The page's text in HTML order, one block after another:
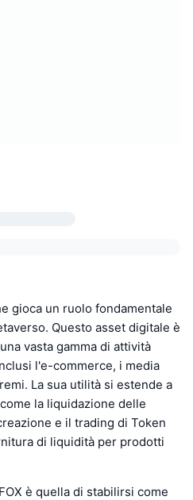
gioca un ruolo fondamentale
Questo asset digitale è
vasta gamma di attività
l'e-commerce, i media
La sua utilità si estende a
la liquidazione delle
e il trading di Token
di liquidità per prodotti
è quella di stabilirsi come